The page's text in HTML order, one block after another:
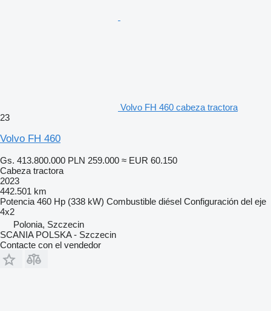
Volvo FH 460 cabeza tractora
23
Volvo FH 460
Gs. 413.800.000 PLN 259.000 ≈ EUR 60.150
Cabeza tractora
2023
442.501 km
Potencia 460 Hp (338 kW) Combustible diésel Configuración del eje
4x2
Polonia, Szczecin
SCANIA POLSKA - Szczecin
Contacte con el vendedor